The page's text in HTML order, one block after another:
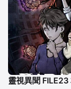
靈視異聞